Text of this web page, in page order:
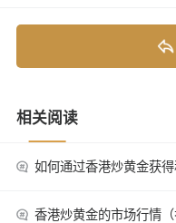
相关阅读
如何通过香港炒黄金获得
香港炒黄金的市场行情